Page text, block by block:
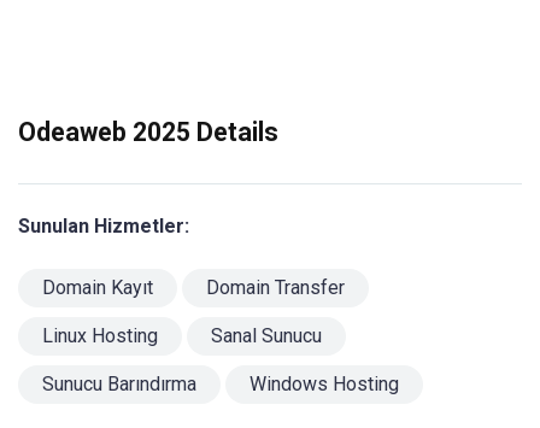
Odeaweb 2025 Details
Sunulan Hizmetler:
Domain Kayıt Domain Transfer
Linux Hosting Sanal Sunucu
Sunucu Barındırma Windows Hosting